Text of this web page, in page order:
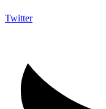
Twitter